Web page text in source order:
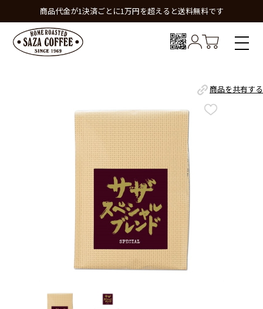
商品代金が1決済ごとに1万円を超えると送料無料です
商品を共有する